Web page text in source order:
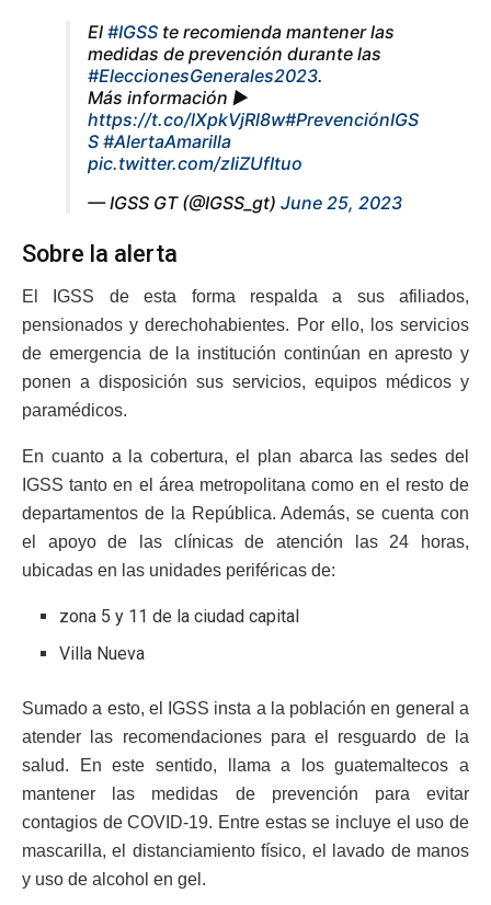
El #IGSS te recomienda mantener las
medidas de prevención durante las
#EleccionesGenerales2023.
Más información ►
https://t.co/lXpkVjRl8w#PrevenciónIGS
S #AlertaAmarilla
pic.twitter.com/zIiZUfItuo
— IGSS GT (@IGSS_gt) June 25, 2023
Sobre la alerta
El IGSS de esta forma respalda a sus afiliados,
pensionados y derechohabientes. Por ello, los servicios
de emergencia de la institución continúan en apresto y
ponen a disposición sus servicios, equipos médicos y
paramédicos.
En cuanto a la cobertura, el plan abarca las sedes del
IGSS tanto en el área metropolitana como en el resto de
departamentos de la República. Además, se cuenta con
el apoyo de las clínicas de atención las 24 horas,
ubicadas en las unidades periféricas de:
zona 5 y 11 de la ciudad capital
Villa Nueva
Sumado a esto, el IGSS insta a la población en general a
atender las recomendaciones para el resguardo de la
salud. En este sentido, llama a los guatemaltecos a
mantener las medidas de prevención para evitar
contagios de COVID-19. Entre estas se incluye el uso de
mascarilla, el distanciamiento físico, el lavado de manos
y uso de alcohol en gel.